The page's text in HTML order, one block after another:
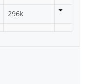
296k